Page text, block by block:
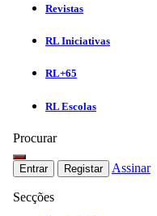
Revistas
RL Iniciativas
RL+65
RL Escolas
Procurar
Entrar Registar Assinar
Secções